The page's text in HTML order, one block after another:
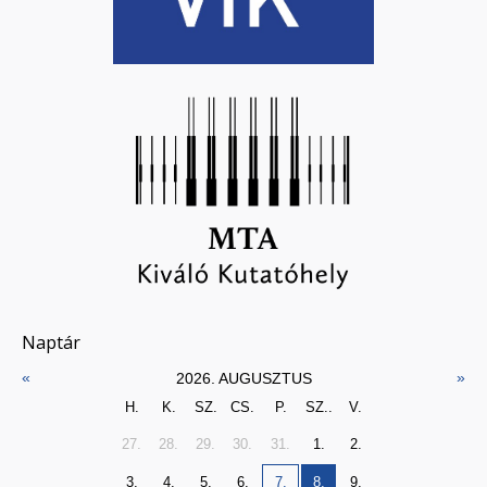
Naptár
« 2026. AUGUSZTUS »
H. K. SZ. CS. P. SZ.. V.
27. 28. 29. 30. 31. 1. 2.
3. 4. 5. 6. 7. 8. 9.